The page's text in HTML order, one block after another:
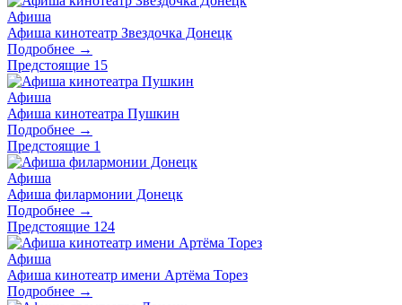
Афиша
Афиша кинотеатр Звездочка Донецк
Подробнее →
Предстоящие 15
Афиша
Афиша кинотеатра Пушкин
Подробнее →
Предстоящие 1
Афиша
Афиша филармонии Донецк
Подробнее →
Предстоящие 124
Афиша
Афиша кинотеатр имени Артёма Торез
Подробнее →